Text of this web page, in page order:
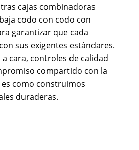
cajas combinadoras
codo con codo con
garantizar que cada
sus exigentes estándares.
cara, controles de calidad
compartido con la
como construimos
duraderas.